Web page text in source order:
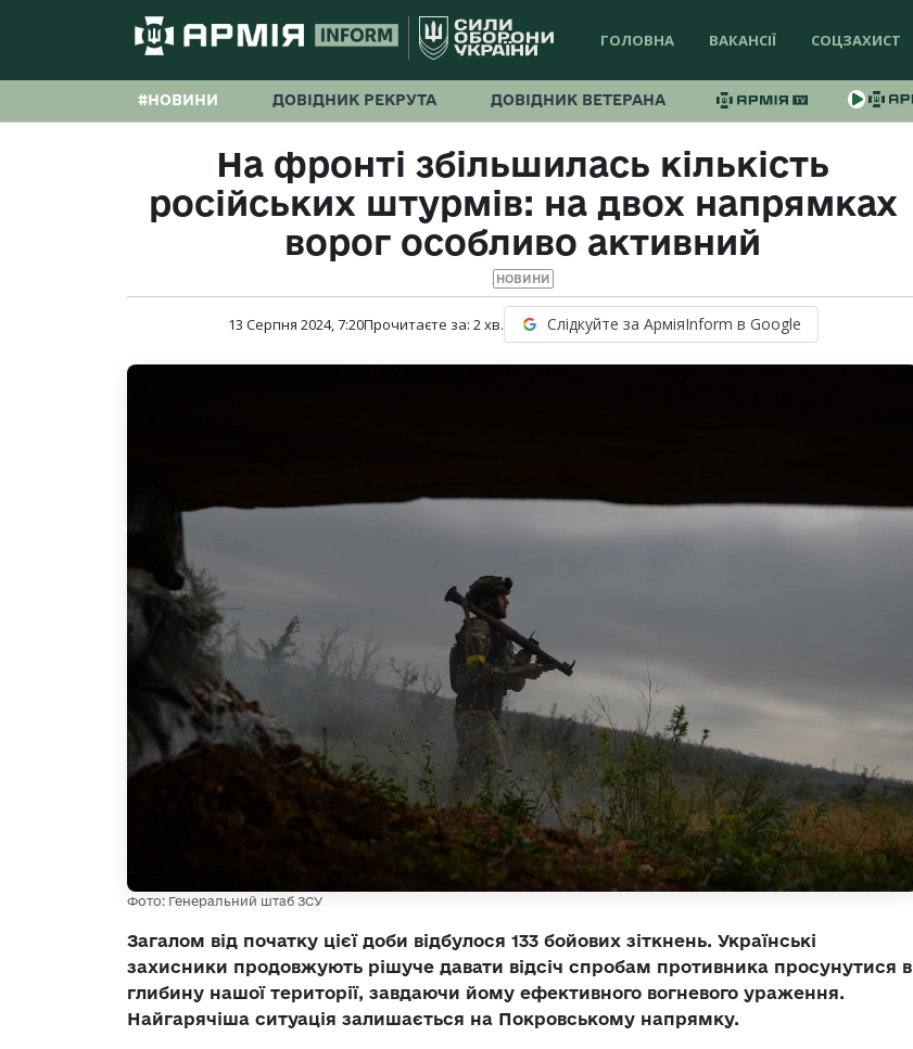
ГОЛОВНА ВАКАНСІЇ СОЦЗАХИСТ
#НОВИНИ ДОВІДНИК РЕКРУТА ДОВІДНИК ВЕТЕРАНА
На фронті збільшилась кількість
російських штурмів: на двох напрямках
ворог особливо активний
НОВИНИ
13 Серпня 2024, 7:20Прочитаєте за: 2хв. Слідкуйте за АрміяInform в Google
Фото: Генеральний штаб ЗСУ
Загалом від початку цієї доби відбулося 133 бойових зіткнень. Українські
захисники продовжують рішуче давати відсіч спробам противника просунутися в
глибину нашої території, завдаючи йому ефективного вогневого ураження.
Найгарячіша ситуація залишається на Покровському напрямку.